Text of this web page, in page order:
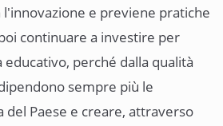
e previene pratiche
continuare a investire per
perché dalla qualità
sempre più le
del Paese e creare, attraverso